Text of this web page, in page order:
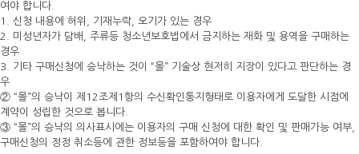
여야 합니다.
1. 신청 내용에 허위, 기재누락, 오기가 있는 경우
2. 미성년자가 담배, 주류등 청소년보호법에서 금지하는 재화 및 용역을 구매하는
경우
3. 기타 구매신청에 승낙하는 것이 “몰” 기술상 현저히 지장이 있다고 판단하는 경
우
② “몰”의 승낙이 제12조제1항의 수신확인통지형태로 이용자에게 도달한 시점에
계약이 성립한 것으로 봅니다.
③ “몰”의 승낙의 의사표시에는 이용자의 구매 신청에 대한 확인 및 판매가능 여부,
구매신청의 정정 취소등에 관한 정보등을 포함하여야 합니다.